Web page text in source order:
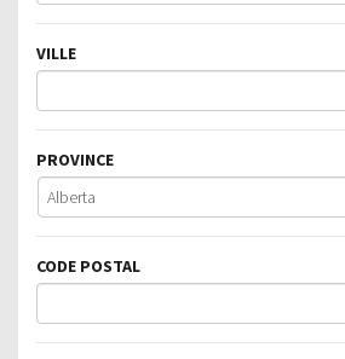
VILLE
PROVINCE
CODE POSTAL